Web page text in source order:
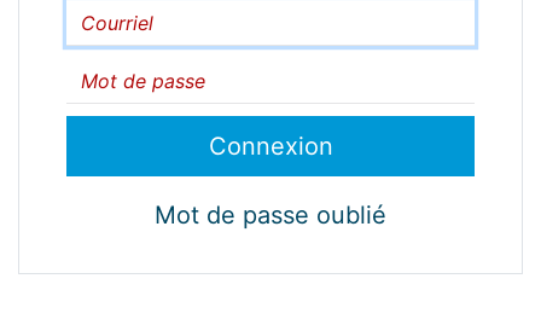
Courriel
Mot de passe
Mot de passe oublié